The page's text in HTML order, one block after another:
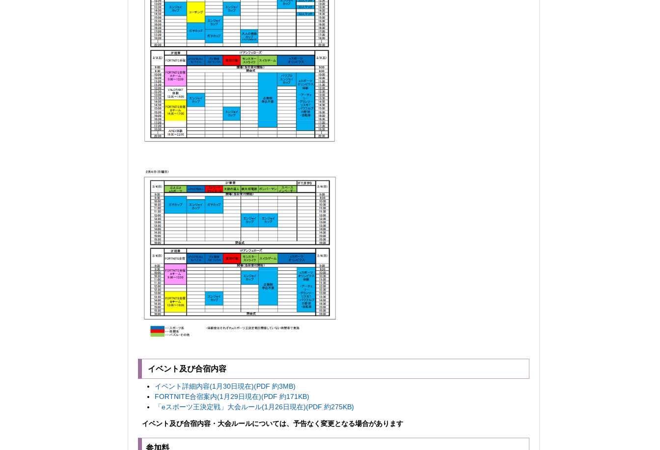
イベント及び合宿内容
イベント詳細内容(1月30日現在)(PDF 約3MB)
FORTNITE合宿案内(1月29日現在)(PDF 約171KB)
「eスポーツ王決定戦」大会ルール(1月26日現在)(PDF 約275KB)
イベント及び合宿内容・大会ルールについては、予告なく変更となる場合があります
参加料